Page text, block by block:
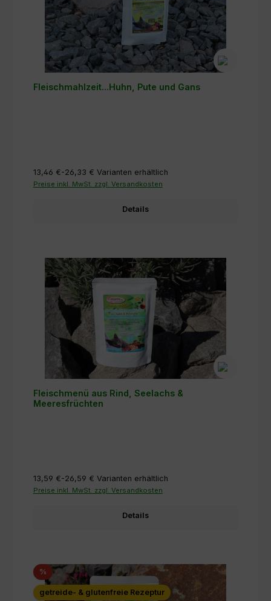
Fleischmahlzeit...Huhn, Pute und Gans
13,46 €-26,33 € Varianten erhältlich
Preise inkl. MwSt. zzgl. Versandkosten
Details
Fleischmenü aus Rind, Seelachs &
Meeresfrüchten
13,59 €-26,59 € Varianten erhältlich
Preise inkl. MwSt. zzgl. Versandkosten
Details
%Rabatt
getreide- & glutenfreie Rezeptur